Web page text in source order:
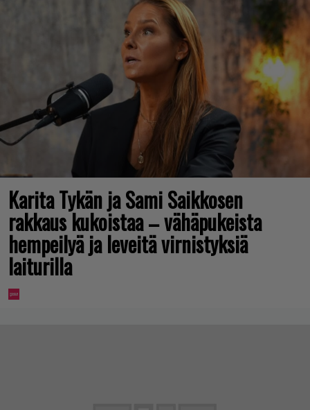
Karita Tykän ja Sami Saikkosen
rakkaus kukoistaa – vähäpukeista
hempeilyä ja leveitä virnistyksiä
laiturilla